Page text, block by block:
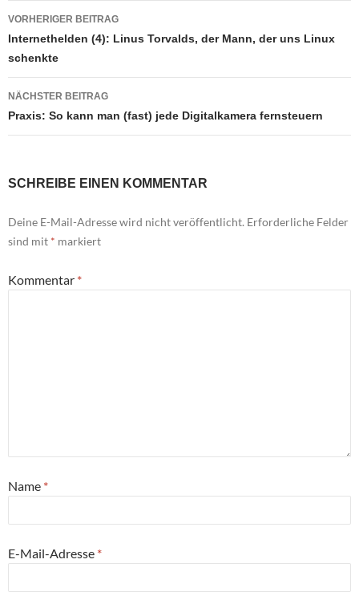
Beitragsnavigation
VORHERIGER BEITRAG
Internethelden (4): Linus Torvalds, der Mann, der uns Linux
schenkte
NÄCHSTER BEITRAG
Praxis: So kann man (fast) jede Digitalkamera fernsteuern
SCHREIBE EINEN KOMMENTAR
Deine E-Mail-Adresse wird nicht veröffentlicht. Erforderliche Felder
sind mit * markiert
Kommentar *
Name *
E-Mail-Adresse *